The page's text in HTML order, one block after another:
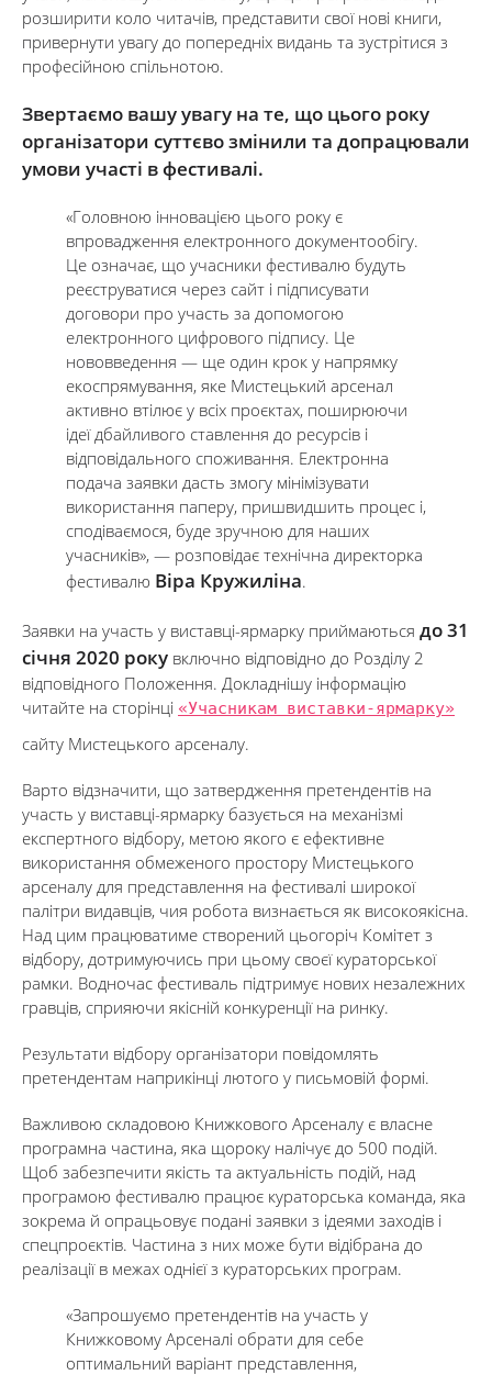
розширити коло читачів, представити свої нові книги,
привернути увагу до попередніх видань та зустрітися з
професійною спільнотою.
Звертаємо вашу увагу на те, що цього року
організатори суттєво змінили та допрацювали
умови участі в фестивалі.
«Головною інновацією цього року є
впровадження електронного документообігу.
Це означає, що учасники фестивалю будуть
реєструватися через сайт і підписувати
договори про участь за допомогою
електронного цифрового підпису. Це
нововведення — ще один крок у напрямку
екоспрямування, яке Мистецький арсенал
активно втілює у всіх проєктах, поширюючи
ідеї дбайливого ставлення до ресурсів і
відповідального споживання. Електронна
подача заявки дасть змогу мінімізувати
використання паперу, пришвидшить процес і,
сподіваємося, буде зручною для наших
учасників», — розповідає технічна директорка
фестивалю Віра Кружиліна.
Заявки на участь у виставці-ярмарку приймаються до 31
січня 2020 року включно відповідно до Розділу 2
відповідного Положення. Докладнішу інформацію
читайте на сторінці «Учасникам виставки-ярмарку»
сайту Мистецького арсеналу.
Варто відзначити, що затвердження претендентів на
участь у виставці-ярмарку базується на механізмі
експертного відбору, метою якого є ефективне
використання обмеженого простору Мистецького
арсеналу для представлення на фестивалі широкої
палітри видавців, чия робота визнається як високоякісна.
Над цим працюватиме створений цьогоріч Комітет з
відбору, дотримуючись при цьому своєї кураторської
рамки. Водночас фестиваль підтримує нових незалежних
гравців, сприяючи якісній конкуренції на ринку.
Результати відбору організатори повідомлять
претендентам наприкінці лютого у письмовій формі.
Важливою складовою Книжкового Арсеналу є власне
програмна частина, яка щороку налічує до 500 подій.
Щоб забезпечити якість та актуальність подій, над
програмою фестивалю працює кураторська команда, яка
зокрема й опрацьовує подані заявки з ідеями заходів і
спецпроєктів. Частина з них може бути відібрана до
реалізації в межах однієї з кураторських програм.
«Запрошуємо претендентів на участь у
Книжковому Арсеналі обрати для себе
оптимальний варіант представлення,